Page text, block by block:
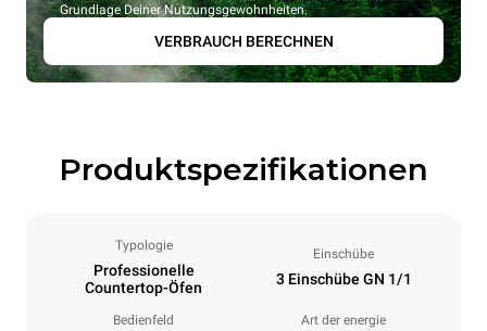
Grundlage Deiner Nutzungsgewohnheiten.
VERBRAUCH BERECHNEN
Produktspezifikationen
Typologie
Professionelle
Countertop-Öfen
Einschübe
3 Einschübe GN 1/1
Bedienfeld Art der energie